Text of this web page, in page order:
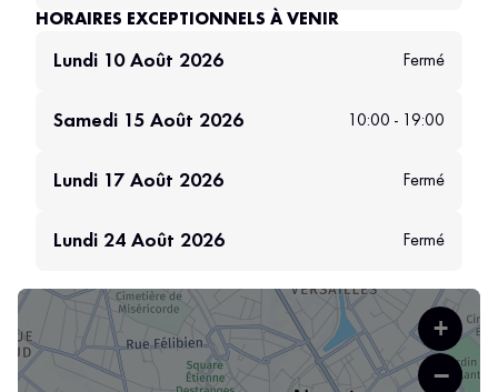
HORAIRES EXCEPTIONNELS À VENIR
Lundi 10 Août 2026 Fermé
Samedi 15 Août 2026 10:00 - 19:00
Lundi 17 Août 2026 Fermé
Lundi 24 Août 2026 Fermé
+
−